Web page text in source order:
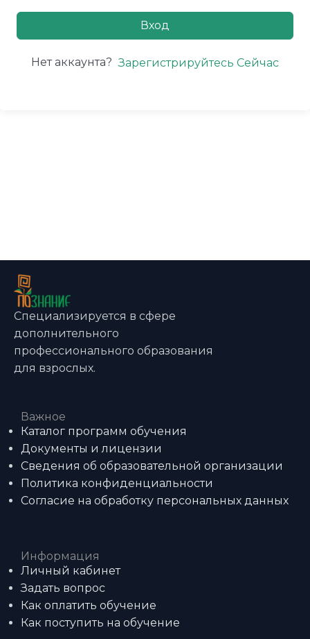
Вход
Нет аккаунта? Зарегистрируйтесь Сейчас
Специализируется в сфере
дополнительного
профессионального образования
для взрослых.
Важное
Каталог программ обучения
Документы и лицензии
Сведения об образовательной организации
Политика конфиденциальности
Согласие на обработку персональных данных
Информация
Личный кабинет
Задать вопрос
Как оплатить обучение
Как поступить на обучение